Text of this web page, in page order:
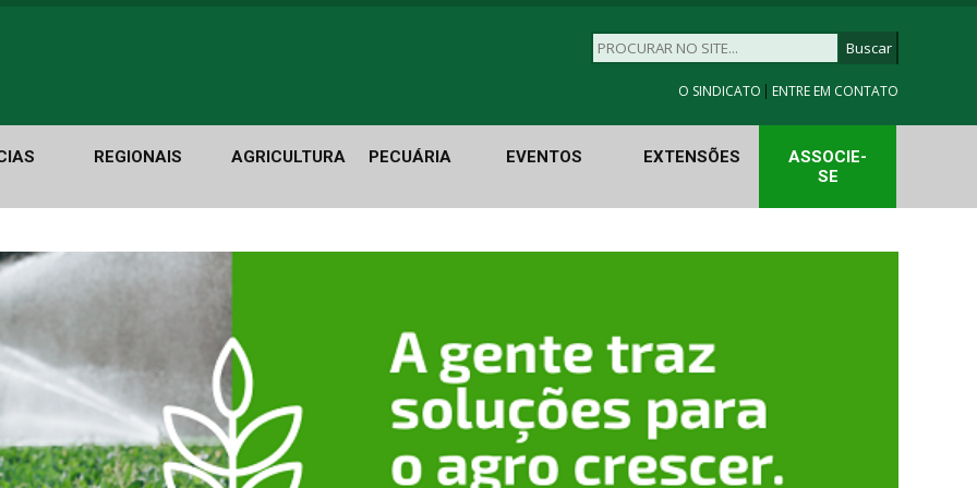
O SINDICATO | ENTRE EM CONTATO
REGIONAIS AGRICULTURA PECUÁRIA EVENTOS EXTENSÕES
ASSOCIE-
SE